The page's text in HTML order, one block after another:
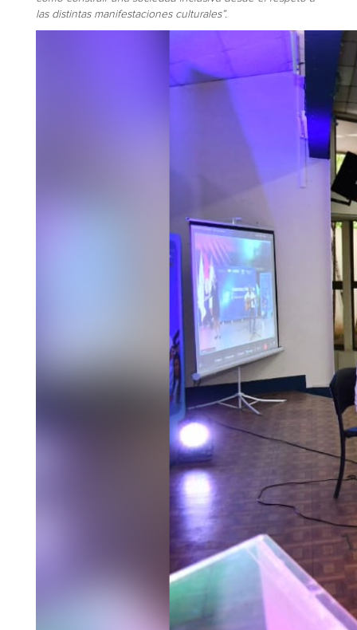
las distintas manifestaciones culturales”.